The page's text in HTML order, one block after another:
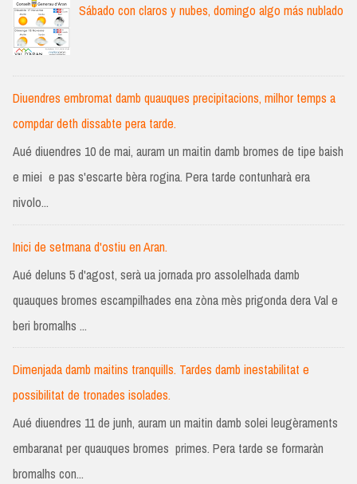
Sábado con claros y nubes, domingo algo más nublado
Diuendres embromat damb quauques precipitacions, milhor temps a
compdar deth dissabte pera tarde.
Aué diuendres 10 de mai, auram un maitin damb bromes de tipe baish
e miei e pas s'escarte bèra rogina. Pera tarde contunharà era
nivolo...
Inici de setmana d'ostiu en Aran.
Aué deluns 5 d'agost, serà ua jornada pro assolelhada damb
quauques bromes escampilhades ena zòna mès prigonda dera Val e
beri bromalhs ...
Dimenjada damb maitins tranquills. Tardes damb inestabilitat e
possibilitat de tronades isolades.
Aué diuendres 11 de junh, auram un maitin damb solei leugèraments
embaranat per quauques bromes primes. Pera tarde se formaràn
bromalhs con...